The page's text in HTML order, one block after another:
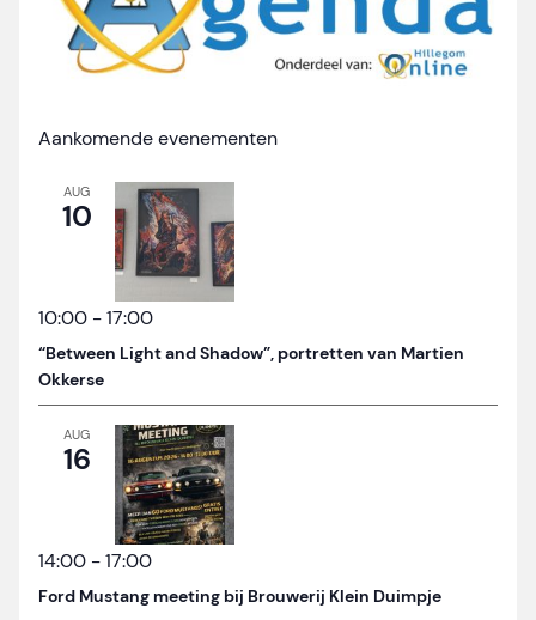
Aankomende evenementen
AUG
10
10:00 -17:00
“Between Light and Shadow”, portretten van Martien
Okkerse
AUG
16
14:00 -17:00
Ford Mustang meeting bij Brouwerij Klein Duimpje